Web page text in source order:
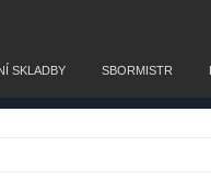
SKLADBY SBORMISTR